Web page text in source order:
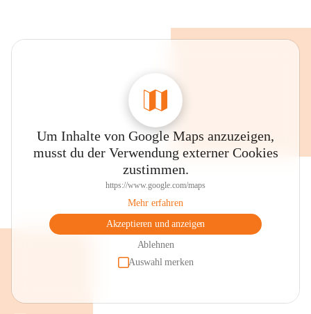
Um Inhalte von Google Maps anzuzeigen,
musst du der Verwendung externer Cookies
zustimmen.
https://www.google.com/maps
Mehr erfahren
Akzeptieren und anzeigen
Ablehnen
Auswahl merken